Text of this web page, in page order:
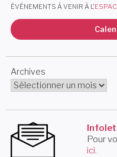
ÉVÉNEMENTS À VENIR À L'
Archives
Pour
ici.